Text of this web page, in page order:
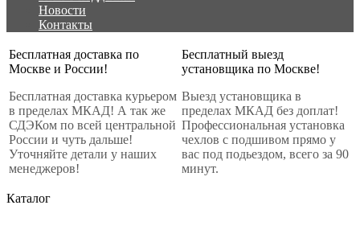
Новости
Контакты
Бесплатная доставка по
Москве и России!
Бесплатная доставка курьером
в пределах МКАД! А так же
СДЭКом по всей центральной
России и чуть дальше!
Уточняйте детали у наших
менеджеров!
Бесплатный выезд
установщика по Москве!
Выезд установщика в
пределах МКАД без доплат!
Профессиональная установка
чехлов с подшивом прямо у
вас под подьездом, всего за 90
минут.
Каталог